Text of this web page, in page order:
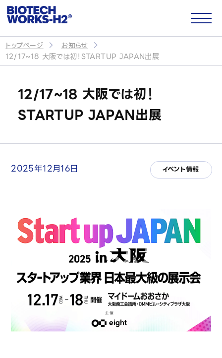
サイトトップ
企業情報
投資をご検討の皆さまへ
事業一覧・技術紹介
ビジネスモデル
トップページ
お知らせ
12/17~18 大阪では初！STARTUP JAPAN出展
12/17~18 大阪では初！
STARTUP JAPAN出展
2025年12月16日 イベント情報